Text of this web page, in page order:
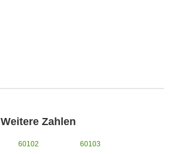
Weitere Zahlen
60102
60103